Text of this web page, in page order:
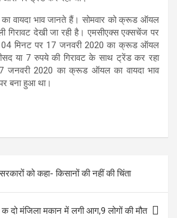
भाव जानते हैं। सोमवार को क्रूड ऑयल
गिरावट देखी जा रही है। एमसीएक्स एक्सचेंज पर
04 मिनट पर 17 जनवरी 2020 का क्रूड ऑयल
या 7 रुपये की गिरावट के साथ ट्रेंड कर रहा
जनवरी 2020 का क्रूड ऑयल का वायदा भाव
बना हुआ था।
को कहा- किसानों की नहीं की चिंता
क दो मंजिला मकान में लगी आग,9 लोगों की मौत